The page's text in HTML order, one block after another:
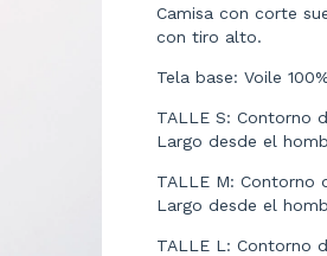
Camisa con corte
con tiro alto.
Tela base: Voile
TALLE S: Contorno
Largo desde el
TALLE M:
Largo desde el
TALLE L: Contorno